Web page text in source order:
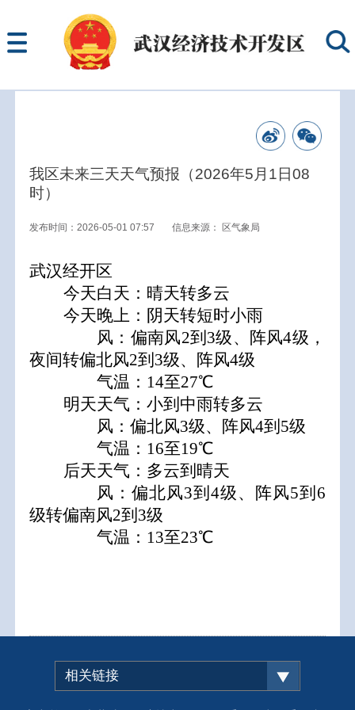
我区未来三天天气预报（2026年5月1日08
时）
发布时间：2026-05-01 07:57 信息来源： 区气象局
武汉经开区
今天白天：晴天转多云
今天晚上：阴天转短时小雨
风： 偏南风2到3级、阵风4级，
夜间转偏北风2到3级、阵风4级
气温：14至27℃
明天天气：小到中雨转多云
风：偏北风3级、阵风4到5级
气温：16至19℃
后天天气：多云到晴天
风：偏北风3到4级、阵风5到6
级转偏南风2到3级
气温：13至23℃
相关链接